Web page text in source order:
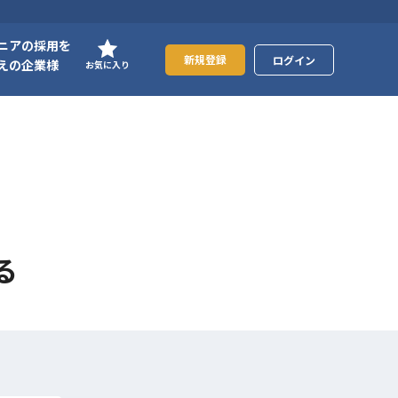
アの採用を
の企業様
お気に入り 新規登録 ログイン